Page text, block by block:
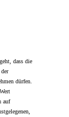
dass die
der
dürfen.
auf